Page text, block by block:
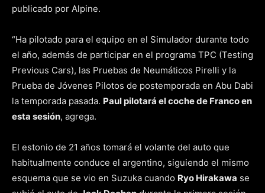
publicado por Alpine.
“Ha pilotado para el equipo en el Simulador durante todo
el año, además de participar en el programa TPC (Testing
Previous Cars), las Pruebas de Neumáticos Pirelli y la
Prueba de Jóvenes Pilotos de postemporada en Abu Dabi
la temporada pasada. Paul pilotará el coche de Franco en
esta sesión, agrega.
El estonio de 21 años tomará el volante del auto que
habitualmente conduce el argentino, siguiendo el mismo
esquema que se vio en Suzuka cuando Ryo Hirakawa se